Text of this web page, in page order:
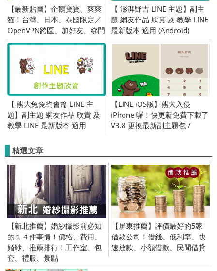
【最新貼圖】企鵝寶寶、爽爽
貓！台灣、日本、泰國限定／
OpenVPN跨區、加好友、綁門
號／2019/06/06
【 澎湃野吉 LINE 主題】副主
題 網友作品 欣賞 及 教學 LINE
最新版本 適用 (Android)
【 熊大兔兔約會篇 LINE 主
題】副主題 網友作品 欣賞 及
教學 LINE 最新版本 適用
【LINE iOS版】熊大入侵
iPhone 囉！快更新免費下載了
V3.8 更換最新副主題包 /
精選文章
【新北推薦】婚紗攝影前必知
的１４件事情！價格、費用、
婚紗、推薦排行！工作室、包
套、禮服、景點
【屏東推薦】評價最好的5家
借款公司！借錢、低利率、快
速放款、小額借款、民間借貸